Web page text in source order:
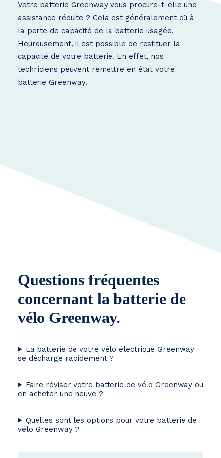
Votre batterie Greenway vous procure-t-elle une
assistance réduite ? Cela est généralement dû à
la perte de capacité de la batterie usagée.
Heureusement, il est possible de restituer la
capacité de votre batterie. En effet, nos
techniciens peuvent remettre en état votre
batterie Greenway.
Questions fréquentes
concernant la batterie de
vélo Greenway.
La batterie de votre vélo électrique Greenway
se décharge rapidement ?
Faire réviser votre batterie de vélo Greenway ou
en acheter une neuve ?
Quelles sont les options pour votre batterie de
vélo Greenway ?